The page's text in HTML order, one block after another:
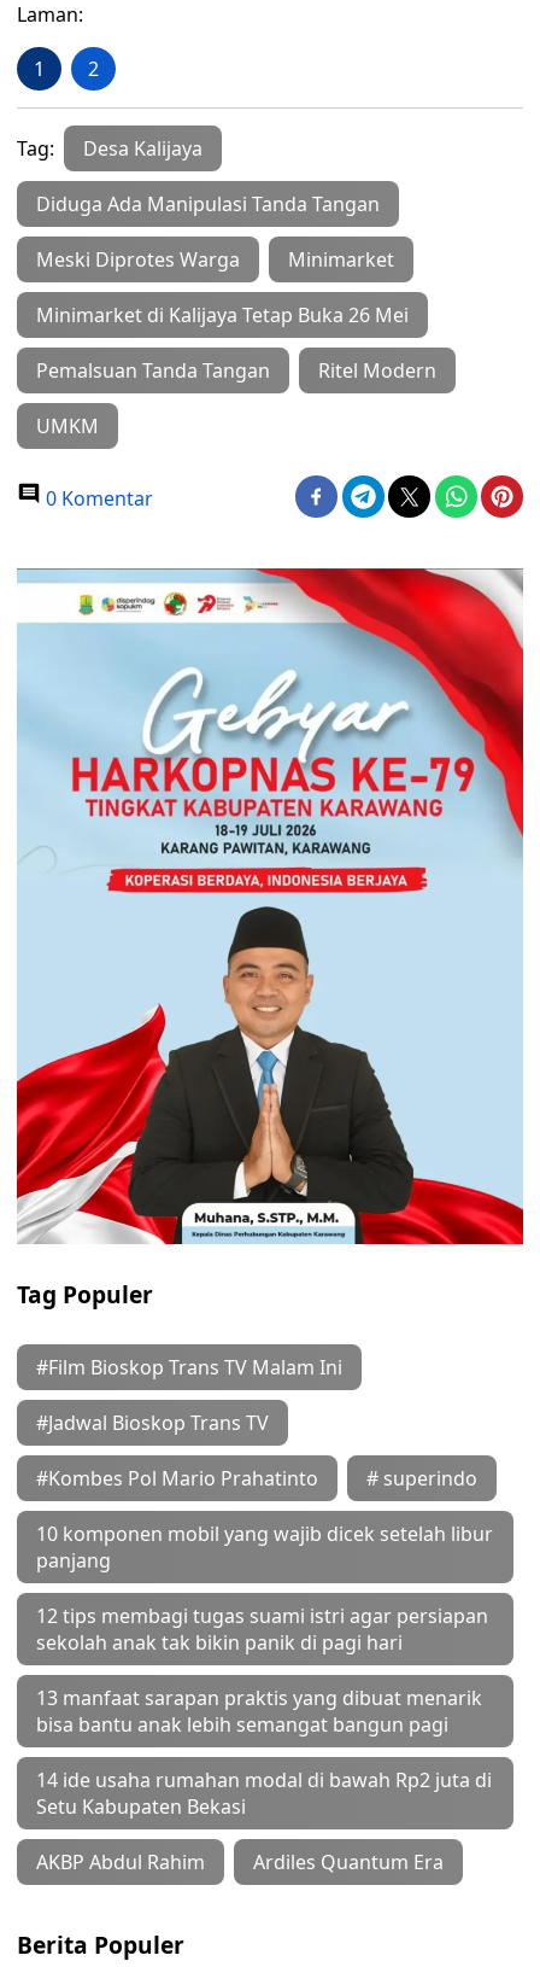
Laman:
1 2
Tag: Desa Kalijaya
Diduga Ada Manipulasi Tanda Tangan
Meski Diprotes Warga Minimarket
Minimarket di Kalijaya Tetap Buka 26 Mei
Pemalsuan Tanda Tangan Ritel Modern
UMKM
0 Komentar
Tag Populer
#Film Bioskop Trans TV Malam Ini
#Jadwal Bioskop Trans TV
#Kombes Pol Mario Prahatinto # superindo
10 komponen mobil yang wajib dicek setelah libur
panjang
12 tips membagi tugas suami istri agar persiapan
sekolah anak tak bikin panik di pagi hari
13 manfaat sarapan praktis yang dibuat menarik
bisa bantu anak lebih semangat bangun pagi
14 ide usaha rumahan modal di bawah Rp2 juta di
Setu Kabupaten Bekasi
AKBP Abdul Rahim Ardiles Quantum Era
Berita Populer